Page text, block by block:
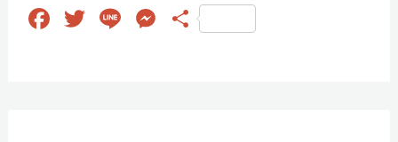
Fa
T
Li
M 分